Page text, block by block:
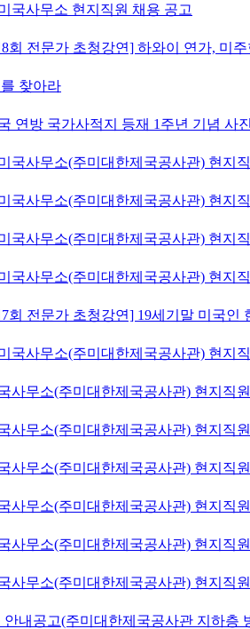
국사무소 현지직원 채용 공고
회 전문가 초청강연] 하와이 연가, 미
찾아라
연방 국가사적지 등재 1주년 기념 사
국사무소(주미대한제국공사관) 현지
국사무소(주미대한제국공사관) 현지
국사무소(주미대한제국공사관) 현지
국사무소(주미대한제국공사관) 현지
회 전문가 초청강연] 19세기말 미국인
국사무소(주미대한제국공사관) 현지
사무소(주미대한제국공사관) 현지직
사무소(주미대한제국공사관) 현지직
사무소(주미대한제국공사관) 현지직
사무소(주미대한제국공사관) 현지직
사무소(주미대한제국공사관) 현지직
사무소(주미대한제국공사관) 현지직
내공고(주미대한제국공사관 지하층